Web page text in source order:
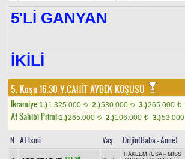
5'Lİ GANYAN
İKİLİ
5. Koşu 16.30 Y.CAHİT AYBEK KOŞUSU
Ikramiye:1.)1.325.000 t 2.)530.000 t 3.)265.000 t
At Sahibi Primi:1.)265.000 t 2.)106.000 t 3.)53.000
N At İsmi Yaş Orijin(Baba - Anne)
HAKEEM (USA)- MISS